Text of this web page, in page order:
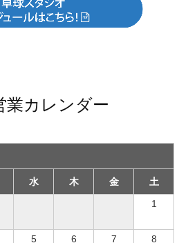
業カレンダー
水 木 金
土
1
5 6 7 8